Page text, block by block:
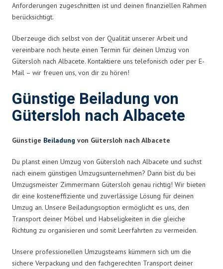
Anforderungen zugeschnitten ist und deinen finanziellen Rahmen
berücksichtigt.
Überzeuge dich selbst von der Qualität unserer Arbeit und
vereinbare noch heute einen Termin für deinen Umzug von
Gütersloh nach Albacete. Kontaktiere uns telefonisch oder per E-
Mail – wir freuen uns, von dir zu hören!
Günstige Beiladung von
Gütersloh nach Albacete
Günstige Beiladung von Gütersloh nach Albacete
Du planst einen Umzug von Gütersloh nach Albacete und suchst
nach einem günstigen Umzugsunternehmen? Dann bist du bei
Umzugsmeister Zimmermann Gütersloh genau richtig! Wir bieten
dir eine kosteneffiziente und zuverlässige Lösung für deinen
Umzug an. Unsere Beiladungsoption ermöglicht es uns, den
Transport deiner Möbel und Habseligkeiten in die gleiche
Richtung zu organisieren und somit Leerfahrten zu vermeiden.
Unsere professionellen Umzugsteams kümmern sich um die
sichere Verpackung und den fachgerechten Transport deiner